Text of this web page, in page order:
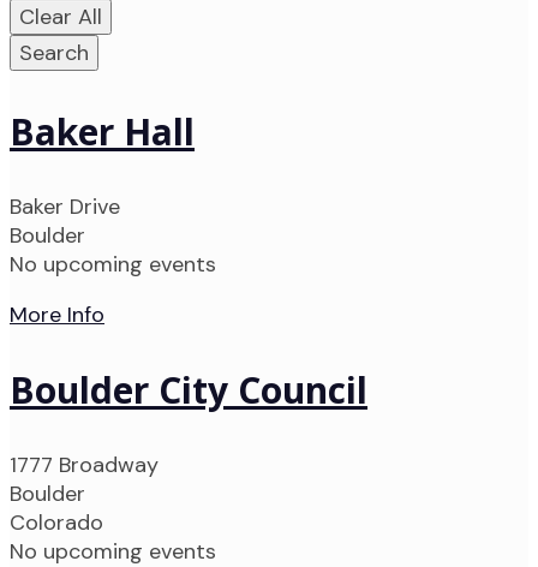
Clear All
Search
Baker Hall
Baker Drive
Boulder
No upcoming events
More Info
Boulder City Council
1777 Broadway
Boulder
Colorado
No upcoming events